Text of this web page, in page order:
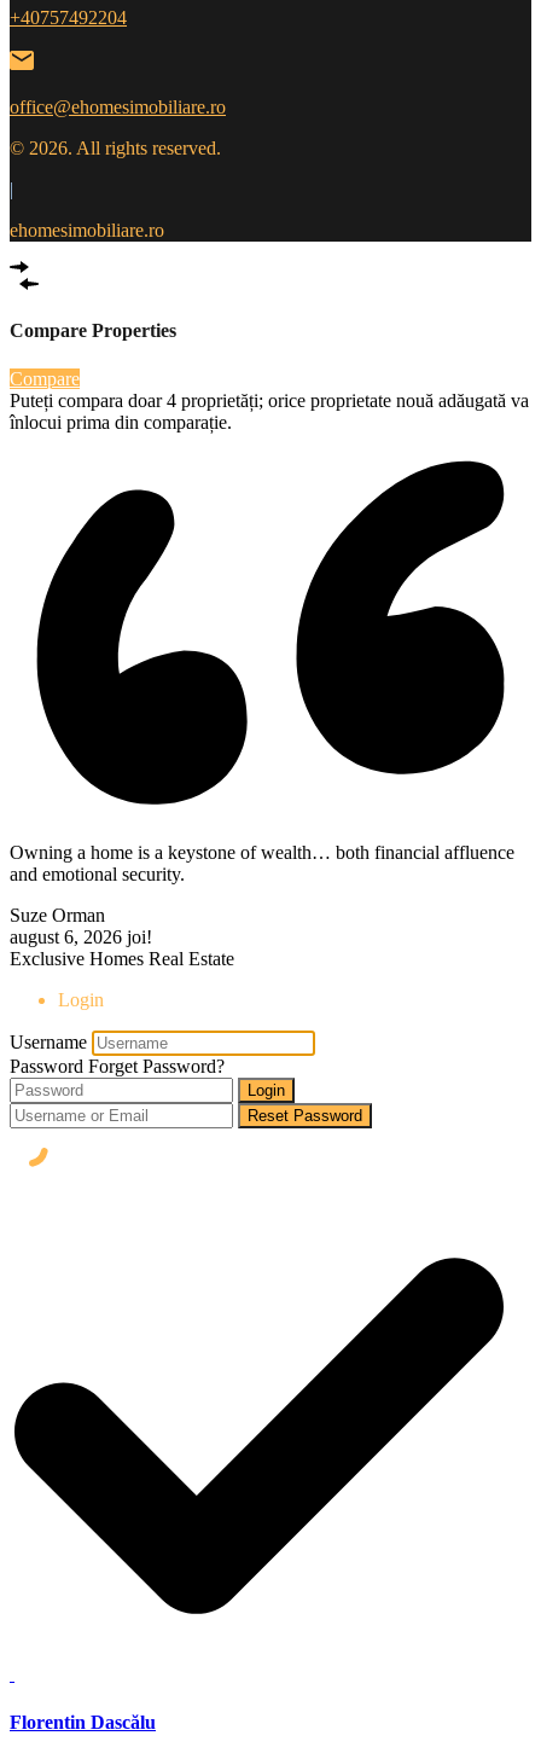
+40757492204
office@ehomesimobiliare.ro
© 2026. All rights reserved.
|
ehomesimobiliare.ro
Compare Properties
Compare
Puteți compara doar 4 proprietăți; orice proprietate nouă adăugată va
înlocui prima din comparație.
Owning a home is a keystone of wealth… both financial affluence
and emotional security.
Suze Orman
august 6, 2026 joi!
Exclusive Homes Real Estate
Login
Username
Password Forget Password?
Login
Reset Password
Florentin Dascălu